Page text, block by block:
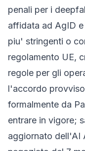
penali per i
affidata ad AgID
piu' stringenti o
regolamento UE,
regole per gli
l'accordo
formalmente da
entrare in vigore;
aggiornato dell'AI